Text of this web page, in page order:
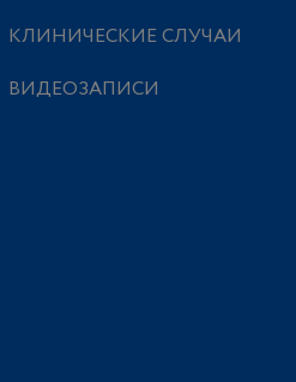
КЛИНИЧЕСКИЕ СЛУЧАИ
ВИДЕОЗАПИСИ